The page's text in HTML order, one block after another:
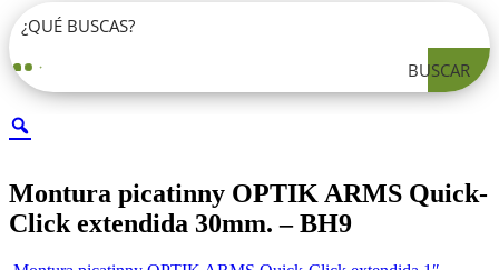
BUSCAR
Montura picatinny OPTIK ARMS Quick-
Click extendida 30mm. – BH9